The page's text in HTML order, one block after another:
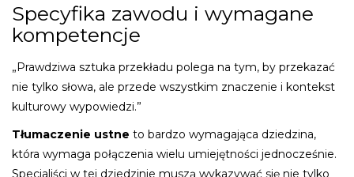
Specyfika zawodu i wymagane
kompetencje
„Prawdziwa sztuka przekładu polega na tym, by przekazać
nie tylko słowa, ale przede wszystkim znaczenie i kontekst
kulturowy wypowiedzi.”
Tłumaczenie ustne to bardzo wymagająca dziedzina,
która wymaga połączenia wielu umiejętności jednocześnie.
Specjaliści w tej dziedzinie muszą wykazywać się nie tylko